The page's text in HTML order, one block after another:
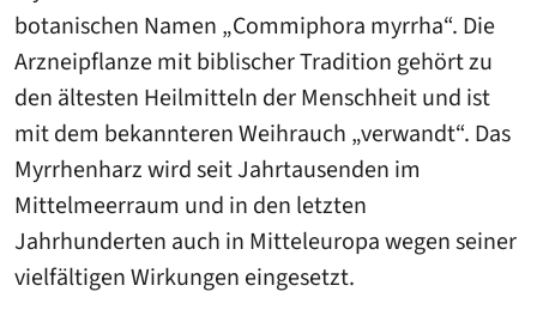
botanischen Namen „Commiphora myrrha“. Die
Arzneipflanze mit biblischer Tradition gehört zu
den ältesten Heilmitteln der Menschheit und ist
mit dem bekannteren Weihrauch „verwandt“. Das
Myrrhenharz wird seit Jahrtausenden im
Mittelmeerraum und in den letzten
Jahrhunderten auch in Mitteleuropa wegen seiner
vielfältigen Wirkungen eingesetzt.